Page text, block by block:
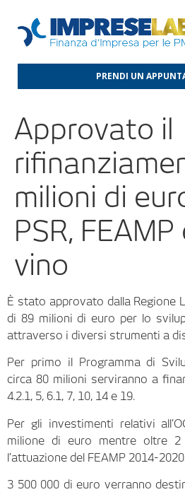
PRENDI UN
Approvato il
milioni di
PSR, FEAMP
vino
È stato approvato dalla Regione
di 89 milioni di euro per lo
attraverso i diversi strumenti a
Per primo il Programma di
circa 80 milioni serviranno a
4.2.1, 5, 6.1, 7, 10, 14 e 19.
Per gli investimenti relativi
milione di euro mentre oltre 2
l’attuazione del FEAMP 2014-2020.
3 500 000 di euro verranno